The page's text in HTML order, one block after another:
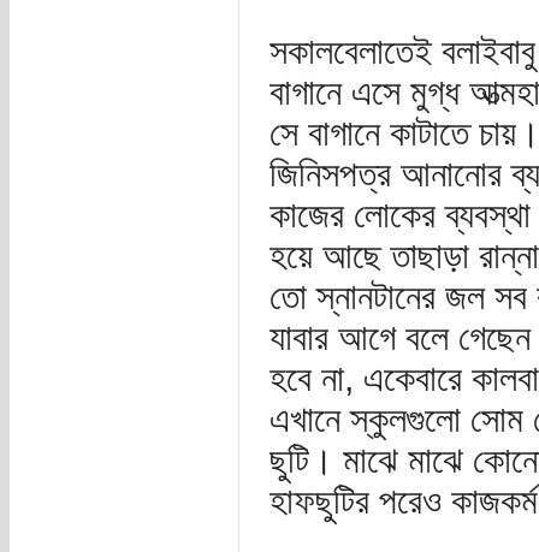
সকালবেলাতেই
বাগানে এসে মুগ্ধ
সে বাগানে কাটাতে
জিনিসপত্র আনানোর
কাজের লোকের
হয়ে আছে তাছাড়া
তো স্নানটানের জল
যাবার আগে বলে
হবে না, একেবারে
এখানে স্কুলগুলো সোম
ছুটি। মাঝে মাঝে
হাফছুটির পরেও